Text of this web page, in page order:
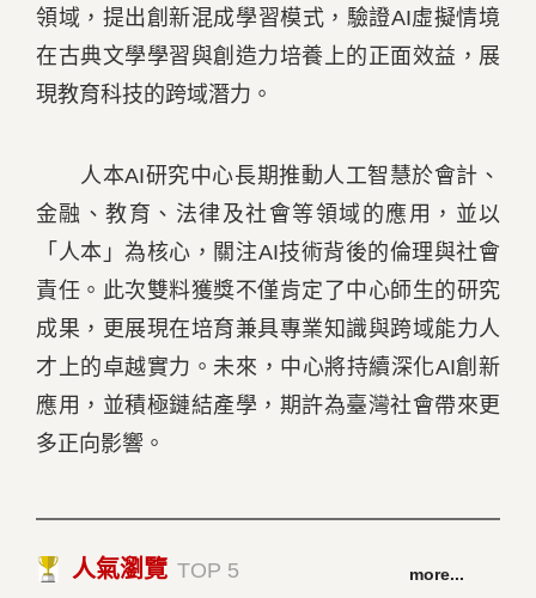
領域，提出創新混成學習模式，驗證AI虛擬情境
在古典文學學習與創造力培養上的正面效益，展
現教育科技的跨域潛力。
人本AI研究中心長期推動人工智慧於會計、
金融、教育、法律及社會等領域的應用，並以
「人本」為核心，關注AI技術背後的倫理與社會
責任。此次雙料獲獎不僅肯定了中心師生的研究
成果，更展現在培育兼具專業知識與跨域能力人
才上的卓越實力。未來，中心將持續深化AI創新
應用，並積極鏈結產學，期許為臺灣社會帶來更
多正向影響。
人氣瀏覽 TOP 5 more...